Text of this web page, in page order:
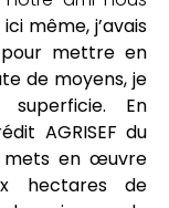
ici même, j’avais
pour mettre en
de moyens, je
En
AGRISEF du
mets en œuvre
hectares de